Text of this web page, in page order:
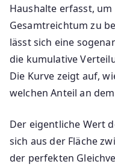
Haushalte erfasst,
Gesamtreichtum zu
lässt sich eine
die kumulative
Die Kurve zeigt auf,
welchen Anteil an
Der eigentliche Wert
sich aus der Fläche
der perfekten